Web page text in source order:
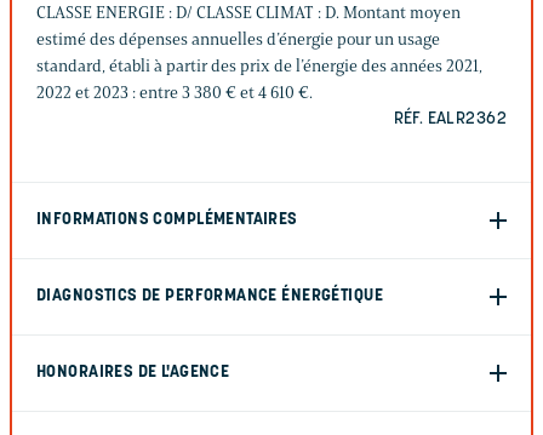
CLASSE ENERGIE : D/ CLASSE CLIMAT : D. Montant moyen
estimé des dépenses annuelles d’énergie pour un usage
standard, établi à partir des prix de l’énergie des années 2021,
2022 et 2023 : entre 3 380 € et 4 610 €.
RÉF. EALR2362
INFORMATIONS COMPLÉMENTAIRES
DIAGNOSTICS DE PERFORMANCE ÉNERGÉTIQUE
HONORAIRES DE L'AGENCE